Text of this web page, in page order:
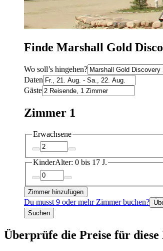
Finde Marshall Gold
Wo soll’s hingehen?
Daten
Gäste
Zimmer 1
Erwachsene
KinderAlter: 0 bis 17 J.
Zimmer hinzufügen
Du musst 9 oder mehr Zimmer buchen?
Suchen
Überprüfe die Preise für diese